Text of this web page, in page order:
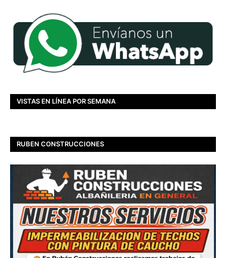
VISTAS EN LÍNEA POR SEMANA
RUBEN CONSTRUCCIONES